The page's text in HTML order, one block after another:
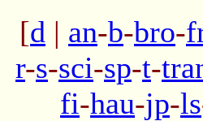
[d | an-b-bro-
r-s-sci-sp-t-
fi-hau-jp-ls